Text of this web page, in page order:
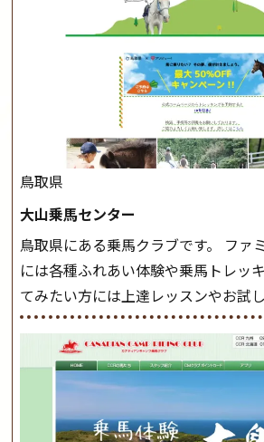
軽速歩(けいはやあし)ができるよう
クラスへ。 グループレッスンで馬の
ながら 軽速歩・正反撞(せいはんどう
した手綱操作と軽速歩・正反撞がで
駈歩(かけあし)練習に入ります。 ホ
クラスで常歩(なみあし)や 速歩、駈
したら、 次は部班にて駈歩を含めた
しょう。 ステップクラス ホップクラ
まとめをします。 三種歩法をマスタ
の扶助操作や誘導方法を身につけま
◆馬場使用状況により、使用する馬
たしますのでご了承ください ◆基本
が、落雷・強風等のより、安全上急
く場合がございます。 ◆三木ホース
会や講習会等により、一部レッスン
ございます。 その際、ご予約いただ
前にご連絡いたします。MIKIホース
鳥取県
大山乗馬センター
鳥取県にある乗馬クラブです。 ファ
には各種ふれあい体験や乗馬トレッ
てみたい方には上達レッスンやお試
方に幅広くお楽しみいただける施設
また、お手軽（低価格）に会員にな
つことのできる乗馬クラブでもあり
ーツ競技として、老若男女様々な方
しみいただいています。 なお、ゴー